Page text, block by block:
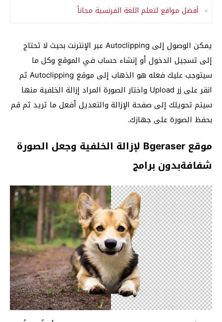
أفضل مواقع لتعلم اللغة الفرنسية مجاناً
يمكن الوصول إلى Autoclipping عبر الإنترنت بحيث لا تحتاج
إلى تسجيل الدخول أو إنشاء حساب في الموقع وكل ما
سيتوجب عليك فعله هو الذهاب إلى موقع Autoclipping ثم
انقر على زر Upload واختار الصورة المراد إزالة الخلفية منها
سيتم تحويلك إلى صفحة الإزالة والتعديل أفعل ما تريد ثم قم
بحفظ الصورة على جهازك.
موقع Bgeraser لإزالة الخلفية وجعل الصورة
شفافةبدون برامج